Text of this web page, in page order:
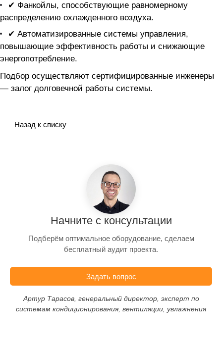
✔ Фанкойлы, способствующие равномерному
распределению охлажденного воздуха.
✔ Автоматизированные системы управления,
повышающие эффективность работы и снижающие
энергопотребление.
Подбор осуществляют сертифицированные инженеры
— залог долговечной работы системы.
Назад к списку
Начните с консультации
Подберём оптимальное оборудование, сделаем
бесплатный аудит проекта.
Задать вопрос
Артур Тарасов, генеральный директор, эксперт по
системам кондиционирования, вентиляции, увлажнения